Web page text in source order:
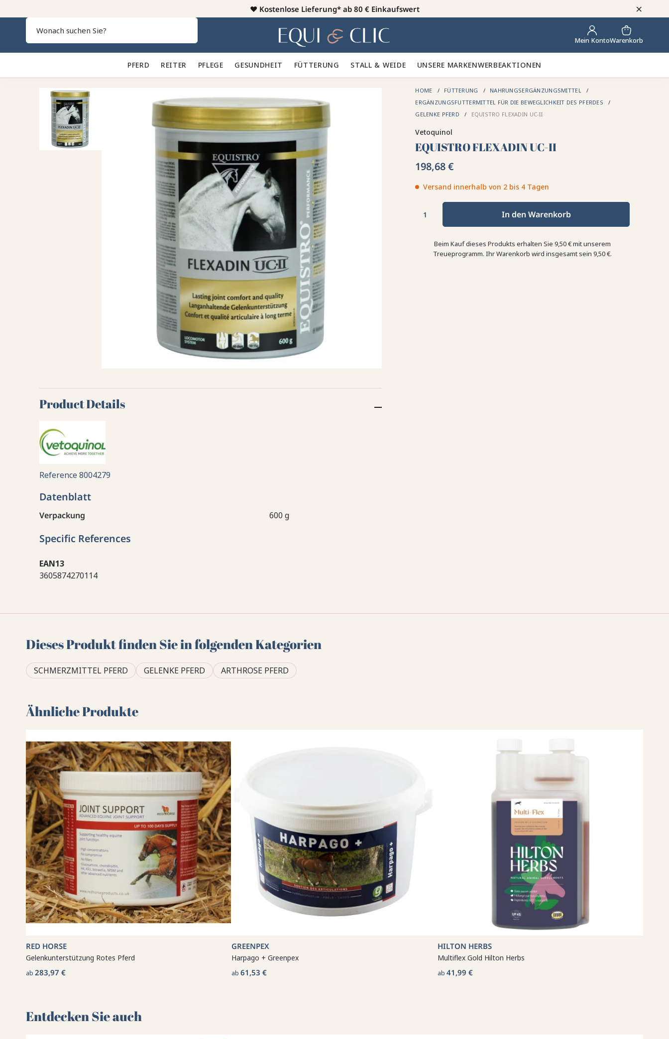
♥️ Kostenlose Lieferung* ab 80 € Einkaufswert ×
Heim Mein KontoWarenkorb
PFERD 🐎 REITER 👕 PFLEGE 🪮 GESUNDHEIT ✨ FÜTTERUNG 🥕 STALL & WEIDE 🍃 UNSERE MARKENWERBEAKTIONEN
HOME FÜTTERUNG
NAHRUNGSERGÄNZUNGSMITTEL
ERGÄNZUNGSFUTTERMITTEL FÜR DIE BEWEGLICHKEIT DES PFERDES
GELENKE PFERD
EQUISTRO FLEXADIN UC-II
Vetoquinol
EQUISTRO FLEXADIN UC-II
198,68 €
Versand innerhalb von 2 bis 4 Tagen
In den Warenkorb
Beim Kauf dieses Produkts erhalten Sie9,50 €mit unserem
Treueprogramm. Ihr Warenkorb wird insgesamt sein9,50 €.
Product Details
Reference8004279
Datenblatt
Verpackung 600 g
Specific References
EAN13
3605874270114
Dieses Produkt finden Sie in folgenden Kategorien
SCHMERZMITTEL PFERD GELENKE PFERD ARTHROSE PFERD
Ähnliche Produkte
RED HORSE
Gelenkunterstützung Rotes Pferd
ab283,97 €
GREENPEX
Harpago + Greenpex
ab61,53 €
HILTON HERBS
Multiflex Gold Hilton Herbs
ab 41,99 €
Entdecken Sie auch 🌻